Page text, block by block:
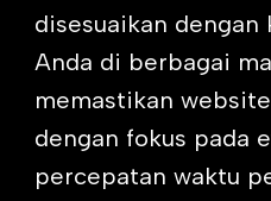
disesuaikan
Anda di berbagai
memastikan
dengan fokus pada
percepatan waktu